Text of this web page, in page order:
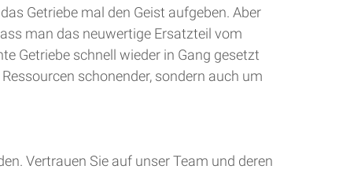
Getriebe mal den Geist aufgeben. Aber
man das neuwertige Ersatzteil vom
Getriebe schnell wieder in Gang gesetzt
schonender, sondern auch um
Vertrauen Sie auf unser Team und deren